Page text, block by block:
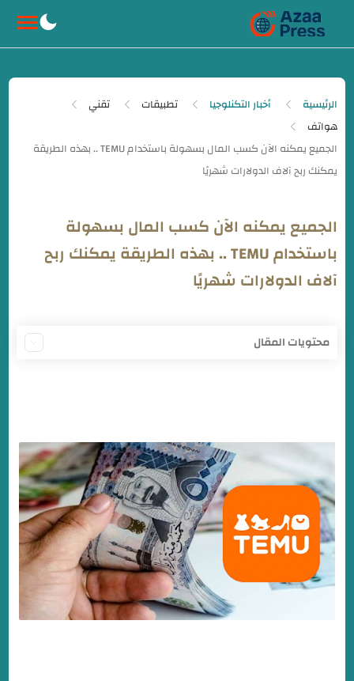
الرئيسية أخبار التكنلوجيا تطبيقات
تقني
هواتف
الجميع يمكنه الآن كسب المال بسهولة
باستخدام TEMU .. بهذه الطريقة يمكنك ربح
آلاف الدولارات شهريًا
محتويات المقال